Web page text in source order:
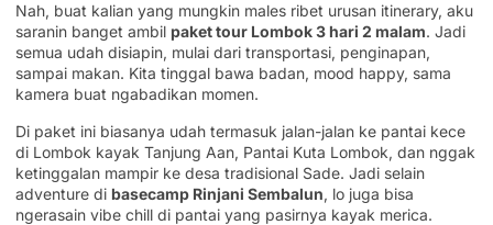
Nah, buat kalian yang mungkin males ribet urusan itinerary, aku
saranin banget ambil paket tour Lombok 3 hari 2 malam. Jadi
semua udah disiapin, mulai dari transportasi, penginapan,
sampai makan. Kita tinggal bawa badan, mood happy, sama
kamera buat ngabadikan momen.
Di paket ini biasanya udah termasuk jalan-jalan ke pantai kece
di Lombok kayak Tanjung Aan, Pantai Kuta Lombok, dan nggak
ketinggalan mampir ke desa tradisional Sade. Jadi selain
adventure di basecamp Rinjani Sembalun, lo juga bisa
ngerasain vibe chill di pantai yang pasirnya kayak merica.